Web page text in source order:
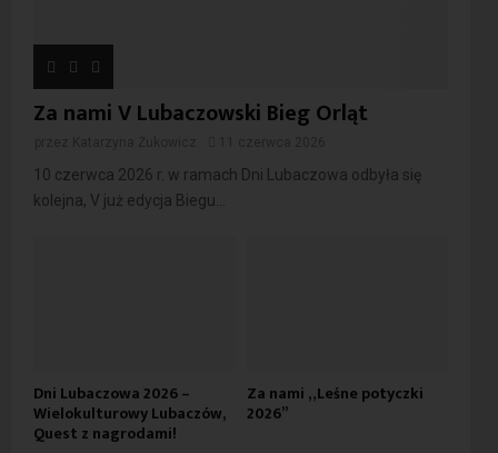
Za nami V Lubaczowski Bieg Orląt
10 czerwca 2026 r. w ramach Dni Lubaczowa odbyła się
kolejna, V już edycja Biegu...
Dni Lubaczowa 2026 –
Wielokulturowy Lubaczów,
Quest z nagrodami!
Za nami „Leśne potyczki
2026”